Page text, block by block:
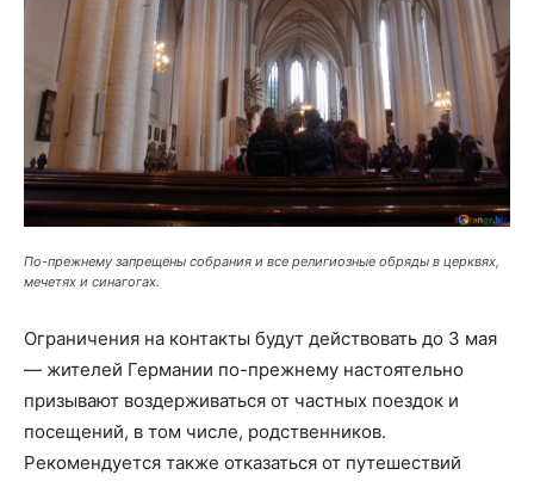
По-прежнему запрещены собрания и все религиозные обряды в церквях,
мечетях и синагогах.
Ограничения на контакты будут действовать до 3 мая
— жителей Германии по-прежнему настоятельно
призывают воздерживаться от частных поездок и
посещений, в том числе, родственников.
Рекомендуется также отказаться от путешествий